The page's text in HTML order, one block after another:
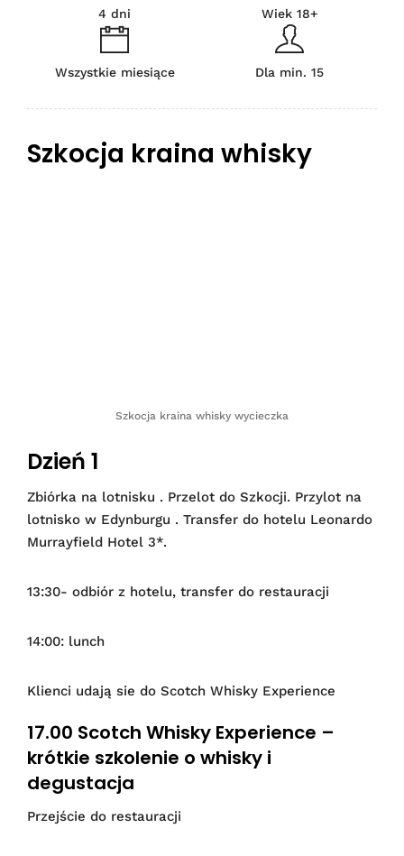
4 dni Wiek 18+
Wszystkie miesiące Dla min. 15
Szkocja kraina whisky
Szkocja kraina whisky wycieczka
Dzień 1
Zbiórka na lotnisku . Przelot do Szkocji. Przylot na
lotnisko w Edynburgu . Transfer do hotelu Leonardo
Murrayfield Hotel 3*.
13:30- odbiór z hotelu, transfer do restauracji
14:00: lunch
Klienci udają sie do Scotch Whisky Experience
17.00 Scotch Whisky Experience –
krótkie szkolenie o whisky i
degustacja
Przejście do restauracji